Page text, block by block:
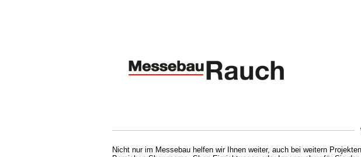
Nicht nur im Messebau helfen wir Ihnen weiter, auch bei weitern